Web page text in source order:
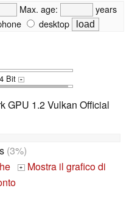
Max. age:
years
desktop
Bit +
GPU 1.2 Vulkan Official
(3%)
+ Mostra il grafico di